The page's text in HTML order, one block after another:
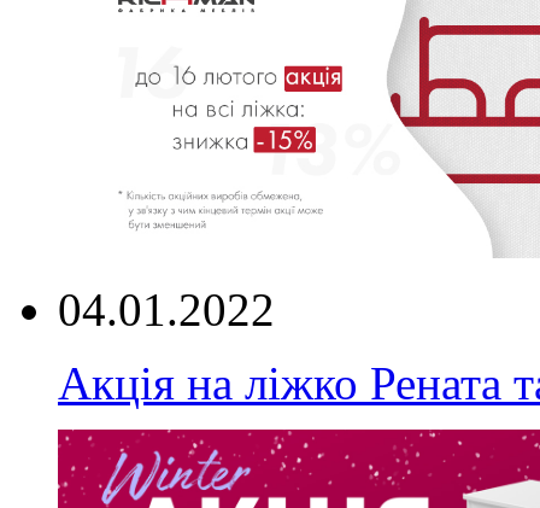
04.01.2022
Акція на ліжко